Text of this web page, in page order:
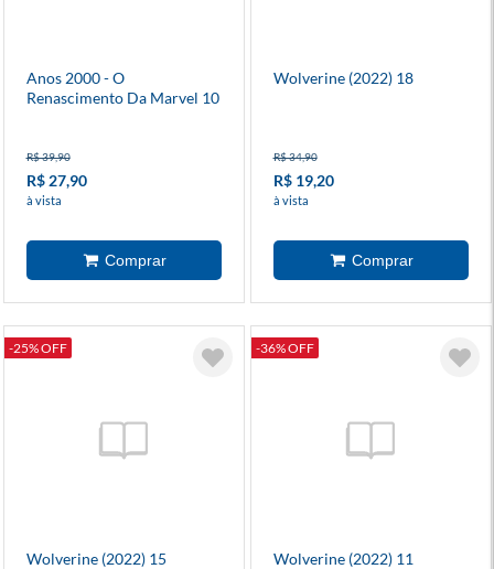
Anos 2000 - O
Renascimento Da Marvel 10
R$ 39,90
R$ 27,90
à vista
Wolverine (2022) 18
R$ 34,90
R$ 19,20
à vista
-25% OFF
Wolverine (2022) 15
-36% OFF
Wolverine (2022) 11